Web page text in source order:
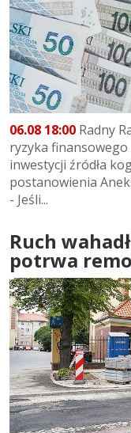
06.08 18:00 Radny
ryzyka
inwestycji źródła
postanowienia
- Jeśli...
Ruch
potrwa